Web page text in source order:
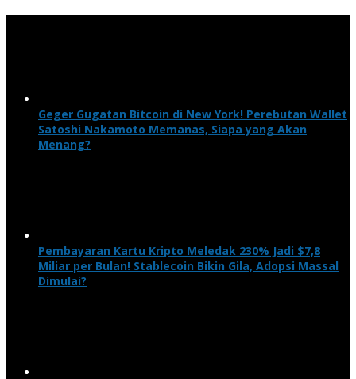
Geger Gugatan Bitcoin di New York! Perebutan Wallet
Satoshi Nakamoto Memanas, Siapa yang Akan
Menang?
Pembayaran Kartu Kripto Meledak 230% Jadi $7,8
Miliar per Bulan! Stablecoin Bikin Gila, Adopsi Massal
Dimulai?